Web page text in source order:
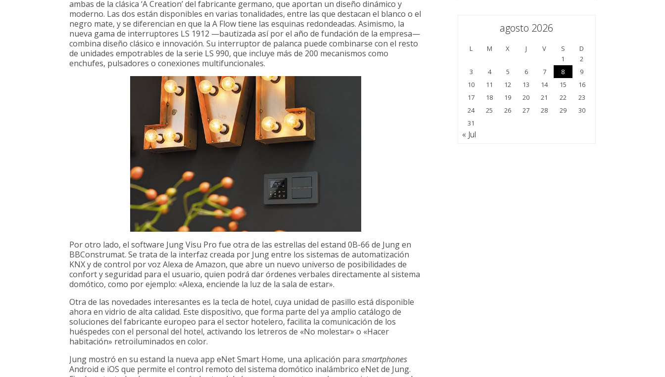
ambas de la clásica ‘A Creation’ del fabricante germano, que aportan un diseño dinámico y
moderno. Las dos están disponibles en varias tonalidades, entre las que destacan el blanco o el
negro mate, y se diferencian en que la A Flow tiene las esquinas redondeadas. Asimismo, la
nueva gama de interruptores LS 1912 —bautizada así por el año de fundación de la empresa—
combina diseño clásico e innovación. Su interruptor de palanca puede combinarse con el resto
de unidades empotrables de la serie LS 990, que incluye más de 200 mecanismos como
enchufes, pulsadores o conexiones multifuncionales.
Por otro lado, el software Jung Visu Pro fue otra de las estrellas del estand 0B-66 de Jung en
BBConstrumat. Se trata de la interfaz creada por Jung entre los sistemas de automatización
KNX y de control por voz Alexa de Amazon, que abre un nuevo universo de posibilidades de
confort y seguridad para el usuario, quien podrá dar órdenes verbales directamente al sistema
domótico, como por ejemplo: «Alexa, enciende la luz de la sala de estar».
Otra de las novedades interesantes es la tecla de hotel, cuya unidad de pasillo está disponible
ahora en vidrio de alta calidad. Este dispositivo, que forma parte del ya amplio catálogo de
soluciones del fabricante europeo para el sector hotelero, facilita la comunicación de los
huéspedes con el personal del hotel, activando los letreros de «No molestar» o «Hacer
habitación» retroiluminados en color.
Jung mostró en su estand la nueva app eNet Smart Home, una aplicación para smartphones
Android e iOS que permite el control remoto del sistema domótico inalámbrico eNet de Jung.
agosto 2026
L M X J V S
D
1
2
3
4 5 6 7 8
9
10
11 12 13 14 15
16
17
18 19 20 21 22
23
24
25 26 27 28 29
30
31
« Jul